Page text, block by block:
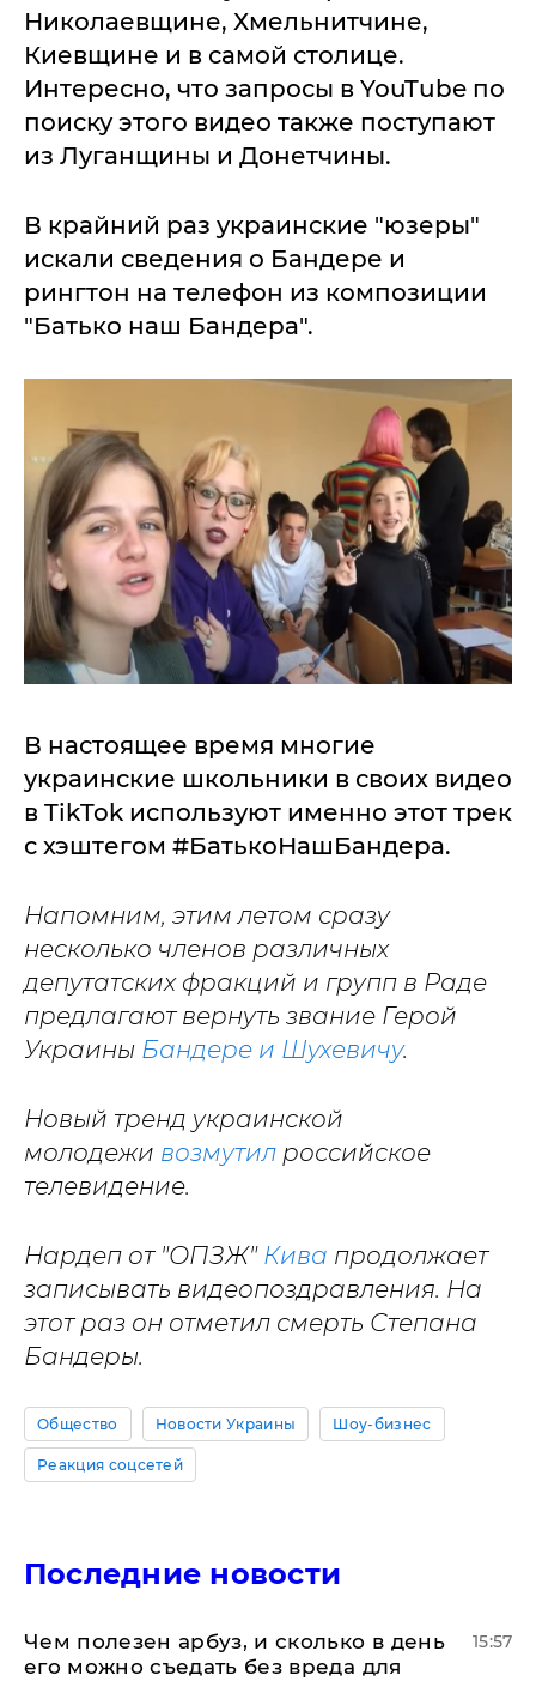
Николаевщине, Хмельнитчине,
Киевщине и в самой столице.
Интересно, что запросы в YouTube по
поиску этого видео также поступают
из Луганщины и Донетчины.
В крайний раз украинские "юзеры"
искали сведения о Бандере и
рингтон на телефон из композиции
"Батько наш Бандера".
В настоящее время многие
украинские школьники в своих видео
в TikTok используют именно этот трек
с хэштегом #БатькоНашБандера.
Напомним, этим летом сразу
несколько членов различных
депутатских фракций и групп в Раде
предлагают вернуть звание Герой
Украины Бандере и Шухевичу.
Новый тренд украинской
молодежи возмутил российское
телевидение.
Нардеп от "ОПЗЖ" Кива продолжает
записывать видеопоздравления. На
этот раз он отметил смерть Степана
Бандеры.
Общество Новости Украины Шоу-бизнес
Реакция соцсетей
Последние новости
Чем полезен арбуз, и сколько в день
его можно съедать без вреда для
15:57